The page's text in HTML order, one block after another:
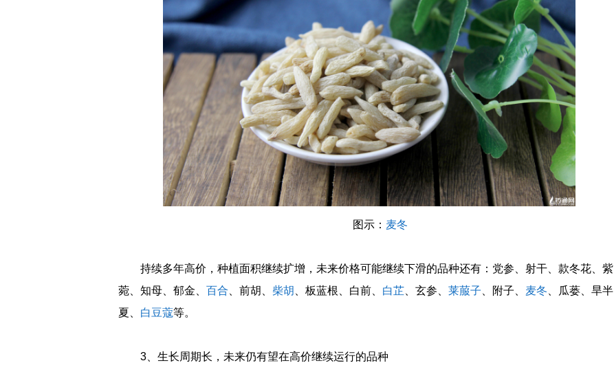
图示： 麦冬
持续多年高价，种植面积继续扩增，未来价格可能继续下滑的品种还有：党参、射干、款冬花、紫
菀、知母、郁金、 百合 、前胡、 柴胡 、板蓝根、白前、 白芷 、玄参、 莱菔子 、附子、 麦冬 、瓜蒌、旱半
夏、 白豆蔻等。
3、生长周期长，未来仍有望在高价继续运行的品种